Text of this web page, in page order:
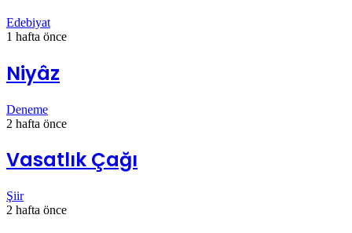
Edebiyat
1 hafta önce
Niyâz
Deneme
2 hafta önce
Vasatlık Çağı
Şiir
2 hafta önce